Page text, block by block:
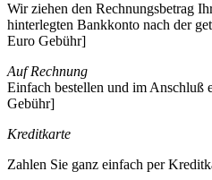
Wir ziehen den Rechnungsbetrag
hinterlegten Bankkonto nach der
Euro Gebühr]
Auf Rechnung
Einfach bestellen und im Anschluß
Gebühr]
Kreditkarte
Zahlen Sie ganz einfach per